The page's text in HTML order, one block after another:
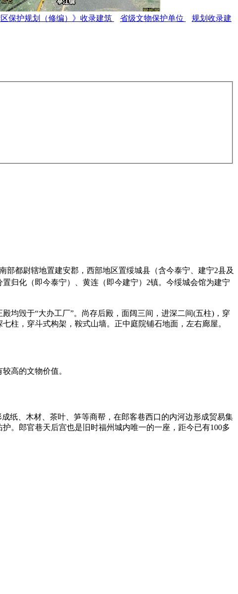
保护规划（修编）》收录建筑 省级文物保护单位
规划收录建
部都尉辖地置建安郡，西部地区置绥城县（含今泰宁、建宁2县及
归化（即今泰宁）、黄连（即今建宁）2镇。今绥城会馆为建宁
均毁于“大办工厂”。尚存后殿，面阔三间，进深二间(五柱)，穿
柱，穿斗式构架，鞍式山墙。正中庭院铺石地面，左右廊屋。
高的文物价值。
纸、木材、茶叶、笋等商帮，在郎客巷西口的内河边形成贸易集
。郎官巷天后宫也是旧时福州城内唯一的一座，距今已有100多